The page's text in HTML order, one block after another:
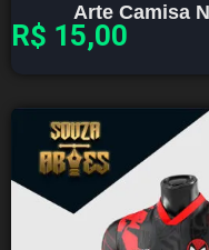
Arte Camisa
R$ 15,00